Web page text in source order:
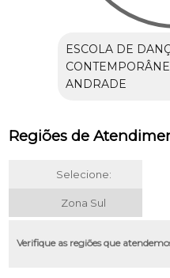
ESCOLA DE
ANDRADE
Regiões de
Selecione:
Zona Sul
Verifique as regiões que